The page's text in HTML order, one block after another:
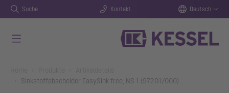
Suche Kontakt Deutsch
Sinkstoffabscheider EasySink free, NS 1 (97201/000)